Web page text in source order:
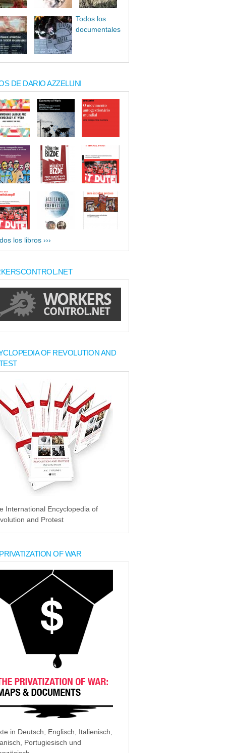
Todos los
documentales
DE DARIO AZZELLINI
los libros ›››
OF REVOLUTION AND
International Encyclopedia of
and Protest
OF WAR
in Deutsch, Englisch, Italienisch,
Portugiesisch und